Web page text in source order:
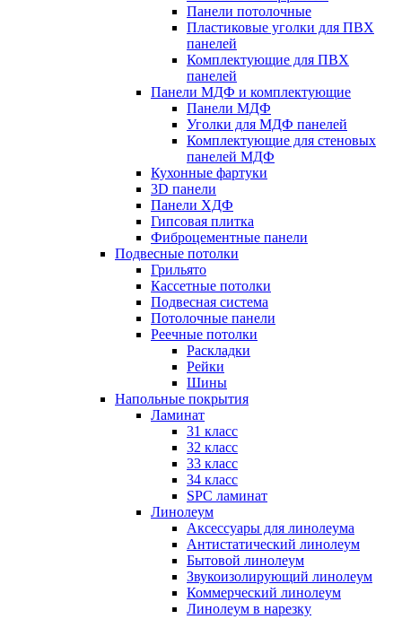
Панели потолочные
Пластиковые уголки для ПВХ
панелей
Комплектующие для ПВХ
панелей
Панели МДФ и комплектующие
Панели МДФ
Уголки для МДФ панелей
Комплектующие для стеновых
панелей МДФ
Кухонные фартуки
3D панели
Панели ХДФ
Гипсовая плитка
Фиброцементные панели
Подвесные потолки
Грильято
Кассетные потолки
Подвесная система
Потолочные панели
Реечные потолки
Раскладки
Рейки
Шины
Напольные покрытия
Ламинат
31 класс
32 класс
33 класс
34 класс
SPC ламинат
Линолеум
Аксессуары для линолеума
Антистатический линолеум
Бытовой линолеум
Звукоизолирующий линолеум
Коммерческий линолеум
Линолеум в нарезку